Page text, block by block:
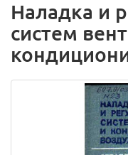
Наладка и
систем